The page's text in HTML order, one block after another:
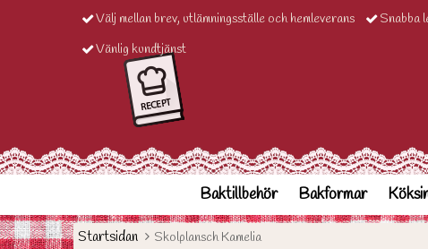
Välj mellan brev, utlämningsställe och hemleverans
Snabba
Vänlig kundtjänst
Baktillbehör Bakformar
Startsidan Skolplansch Kamelia